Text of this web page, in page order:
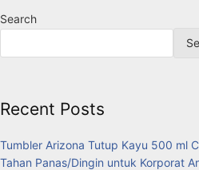
Search
Recent Posts
Tumbler Arizona Tutup Kayu 500 ml
Tahan Panas/Dingin untuk Korporat